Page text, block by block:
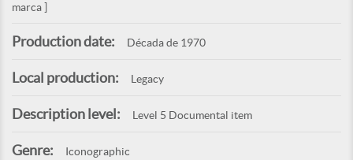
marca ]
Production date: Década de 1970
Local production: Legacy
Description level: Level 5 Documental item
Genre: Iconographic